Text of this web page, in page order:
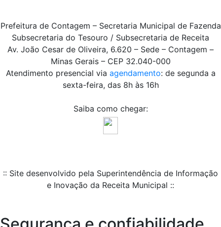
Prefeitura de Contagem – Secretaria Municipal de Fazenda
Subsecretaria do Tesouro / Subsecretaria de Receita
Av. João Cesar de Oliveira, 6.620 – Sede – Contagem –
Minas Gerais – CEP 32.040-000
Atendimento presencial via agendamento: de segunda a
sexta-feira, das 8h às 16h
Saiba como chegar:
:: Site desenvolvido pela Superintendência de Informação
e Inovação da Receita Municipal ::